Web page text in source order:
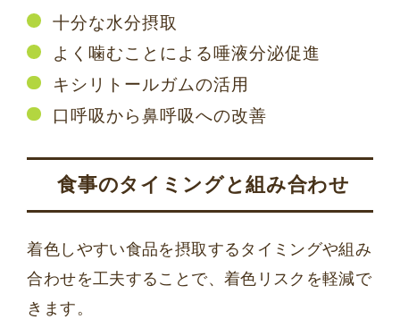
十分な水分摂取
よく噛むことによる唾液分泌促進
キシリトールガムの活用
口呼吸から鼻呼吸への改善
食事のタイミングと組み合わせ
着色しやすい食品を摂取するタイミングや組み
合わせを工夫することで、着色リスクを軽減で
きます。